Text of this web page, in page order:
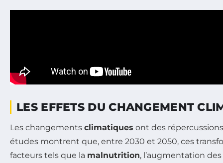
LES EFFETS DU CHANGEMENT
Les changements climatiques ont des
études montrent que, entre 2030 et 2050, ces
facteurs tels que la malnutrition, l’augmentation